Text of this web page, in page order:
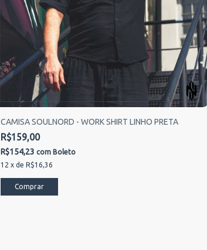
CAMISA SOULNORD - WORK SHIRT LINHO PRETA
R$159,00
R$154,23 com Boleto
12 x de R$16,36
Comprar